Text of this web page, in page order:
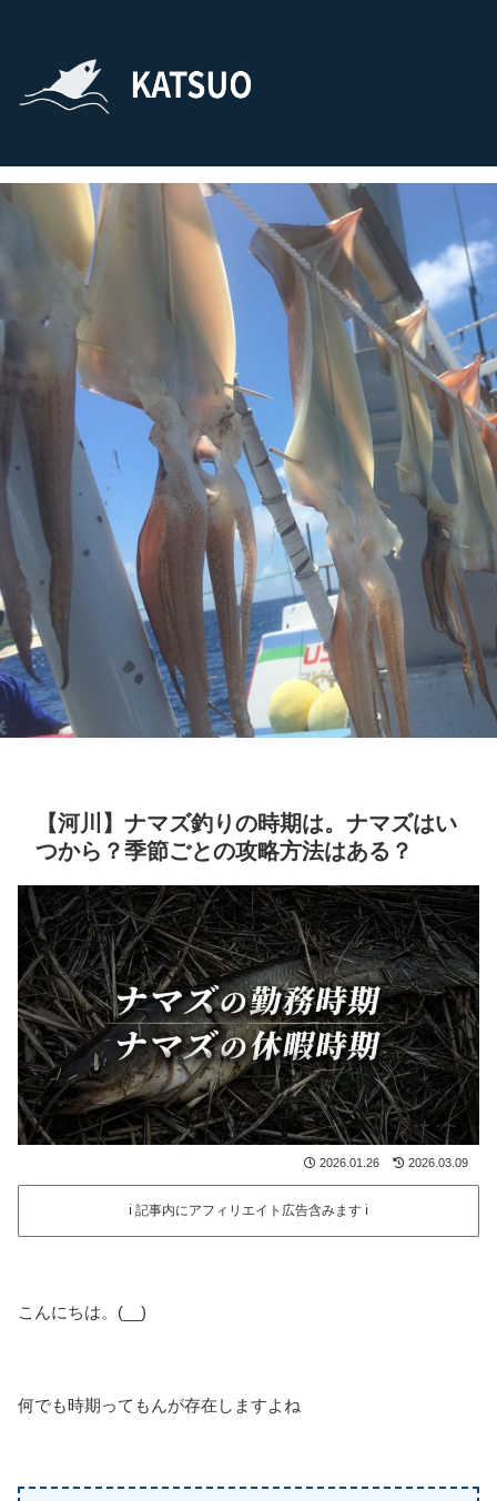
【河川】ナマズ釣りの時期は。ナマズはい
つから？季節ごとの攻略方法はある？
2026.01.26 2026.03.09
ℹ️ 記事内にアフィリエイト広告含みます ℹ️
こんにちは。(__)
何でも時期ってもんが存在しますよね